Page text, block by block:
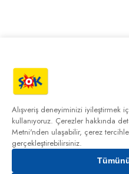
Alışveriş deneyiminizi iyileştirmek
kullanıyoruz. Çerezler hakkında
Metni'nden ulaşabilir, çerez
gerçekleştirebilirsiniz.